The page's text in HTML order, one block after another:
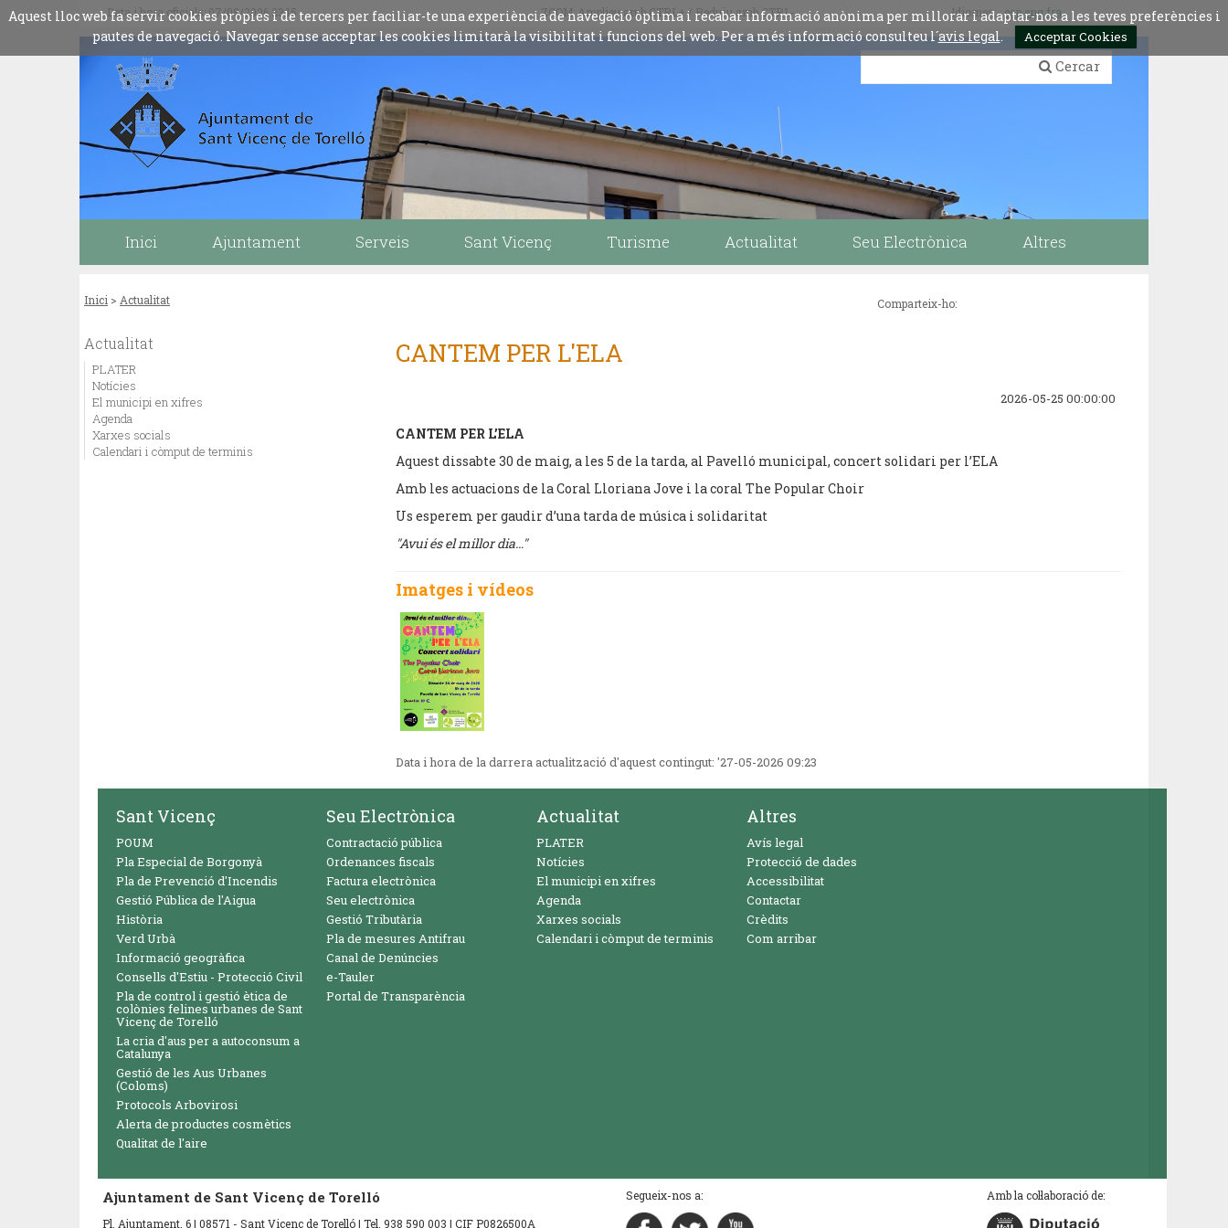
Aquest lloc web fa servir cookies pròpies i de tercers per faciliar-te una experiència de navegació òptima i recabar informació anònima per millorar i adaptar-nos a les teves preferències i
pautes de navegació. Navegar sense acceptar les cookies limitarà la visibilitat i funcions del web. Per a més informació consulteu l´avis legal. Acceptar Cookies
Data i hora oficials: 07/08/2026 23:15 ZOOM: Amplieu amb CTRL+ / Reduïu amb CTRL- Idiomes:esp engfra
Cercar
Inici Ajuntament Serveis Sant Vicenç Turisme Actualitat Seu Electrònica Altres
Inici > Actualitat Comparteix-ho:
Actualitat
PLATER
Notícies
El municipi en xifres
Agenda
Xarxes socials
Calendari i còmput de terminis
CANTEM PER L'ELA
2026-05-25 00:00:00
CANTEM PER L’ELA
Aquest dissabte 30 de maig, a les 5 de la tarda, al Pavelló municipal, concert solidari per l’ELA
Amb les actuacions de la Coral Lloriana Jove i la coral The Popular Choir
Us esperem per gaudir d’una tarda de música i solidaritat
"Avui és el millor dia…"
Imatges i vídeos
Data i hora de la darrera actualització d'aquest contingut:'27-05-2026 09:23
Sant Vicenç
POUM
Pla Especial de Borgonyà
Pla de Prevenció d'Incendis
Gestió Pública de l'Aigua
Història
Verd Urbà
Informació geogràfica
Consells d'Estiu - Protecció Civil
Pla de control i gestió ètica de
colònies felines urbanes de Sant
Vicenç de Torelló
La cria d'aus per a autoconsum a
Catalunya
Gestió de les Aus Urbanes
(Coloms)
Protocols Arbovirosi
Alerta de productes cosmètics
Qualitat de l'aire
Seu Electrònica
Contractació pública
Ordenances fiscals
Factura electrònica
Seu electrònica
Gestió Tributària
Pla de mesures Antifrau
Canal de Denúncies
e-Tauler
Portal de Transparència
Actualitat
PLATER
Notícies
El municipi en xifres
Agenda
Xarxes socials
Calendari i còmput de terminis
Altres
Avís legal
Protecció de dades
Accessibilitat
Contactar
Crèdits
Com arribar
Ajuntament de Sant Vicenç de Torelló
Pl. Ajuntament, 6 | 08571 - Sant Vicenç de Torelló | Tel. 938 590 003 | CIF P0826500A
Segueix-nos a: Amb la col·laboració de: